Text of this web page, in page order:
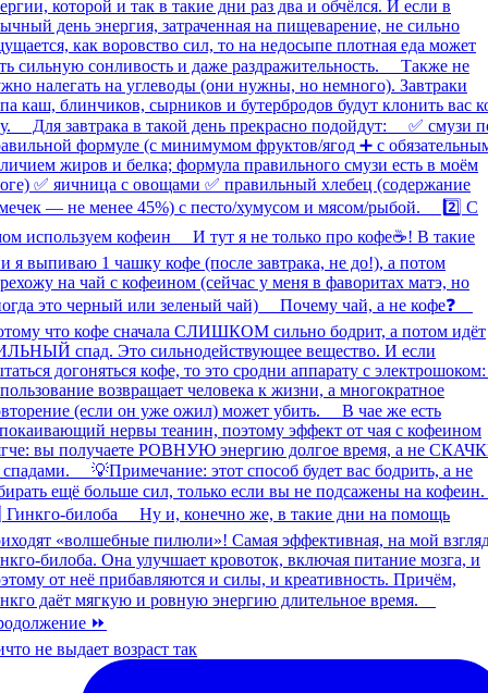
не выдает возраст так